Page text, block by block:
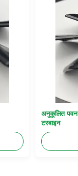
अनुकूलित पवन
टरबाइन